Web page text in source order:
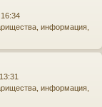
информация,
информация,